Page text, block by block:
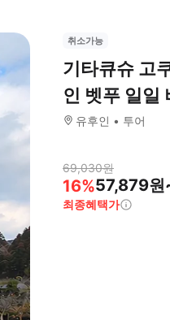
취소가능
기타큐슈 고
인 벳푸 일일
유후인 투어
69,030원
16%57,879원
최종혜택가